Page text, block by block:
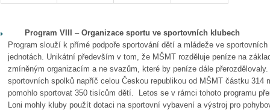
Program VIII –Organizace sportu ve sportovních klubech
Program slouží k přímé podpoře sportování dětí a mládeže ve
jednotách. Unikátní především v tom, že MŠMT rozděluje peníze na
zmíněným organizacím a ne svazům, které by peníze dále
sportovních spolků napříč celou Českou republikou od MŠMT částku 314
pomohlo sportovat 350 tisícům dětí. Letos se v rámci tohoto programu
Loni mohly kluby použít dotaci na sportovní vybavení a výstroj pro